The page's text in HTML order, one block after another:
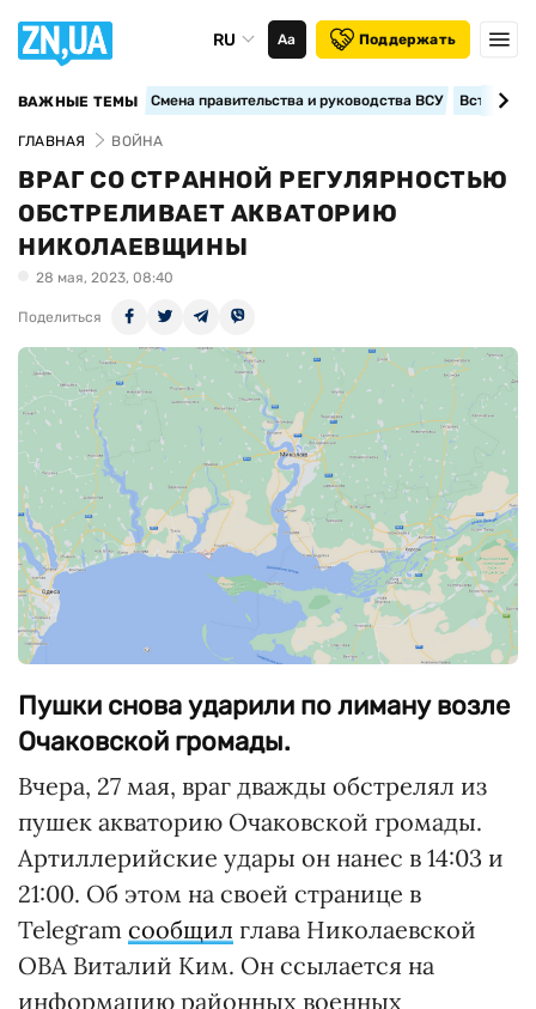
RU Аа Поддержать
ВАЖНЫЕ ТЕМЫ Смена правительства и руководства ВСУ
ГЛАВНАЯ ВОЙНА
ВРАГ СО СТРАННОЙ РЕГУЛЯРНОСТЬЮ
ОБСТРЕЛИВАЕТ АКВАТОРИЮ
НИКОЛАЕВЩИНЫ
28 мая, 2023, 08:40
Поделиться
Пушки снова ударили по лиману возле
Очаковской громады.
Вчера, 27 мая, враг дважды обстрелял из
пушек акваторию Очаковской громады.
Артиллерийские удары он нанес в 14:03 и
21:00. Об этом на своей странице в
Telegram сообщил глава Николаевской
ОВА Виталий Ким. Он ссылается на
информацию районных военных